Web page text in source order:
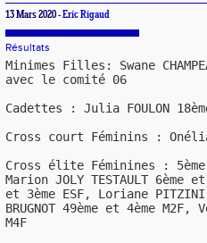
13 Mars 2020 -Eric Rigaud
Résultats
Minimes Filles: Swane
avec le comité 06
Cadettes : Julia FOULON
Cross court Féminins : Onélia
Cross élite Féminines :
Marion JOLY TESTAULT 6ème
et 3ème ESF, Loriane
BRUGNOT 49ème et 4ème M2F,
M4F